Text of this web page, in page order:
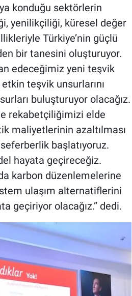
konduğu sektörlerin
yenilikçiliği, küresel değer
Türkiye’nin güçlü
bir tanesini oluşturuyor.
edeceğimiz yeni teşvik
teşvik unsurlarını
buluşturuyor olacağız.
rekabetçiliğimizi elde
maliyetlerinin azaltılması
başlatıyoruz.
hayata geçireceğiz.
karbon düzenlemelerine
ulaşım alternatiflerini
geçiriyor olacağız.” dedi.